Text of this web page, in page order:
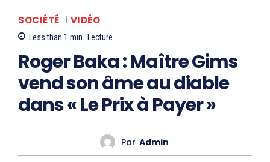
SOCIÉTÉ VIDÉO
Less than 1 min. Lecture
Roger Baka : Maître Gims
vend son âme au diable
dans « Le Prix à Payer »
Par Admin